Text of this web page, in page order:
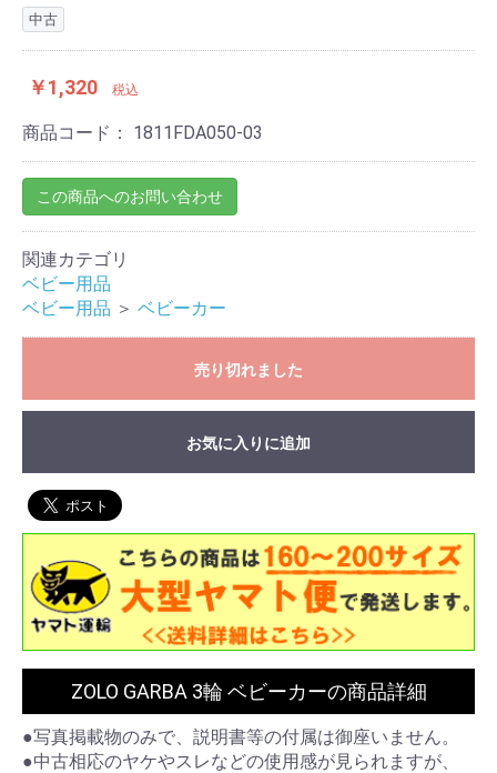
中古
￥1,320 税込
商品コード： 1811FDA050-03
この商品へのお問い合わせ
関連カテゴリ
ベビー用品
ベビー用品 ＞ ベビーカー
売り切れました
お気に入りに追加
ZOLO GARBA 3輪 ベビーカーの商品詳細
●写真掲載物のみで、説明書等の付属は御座いません。
●中古相応のヤケやスレなどの使用感が見られますが、